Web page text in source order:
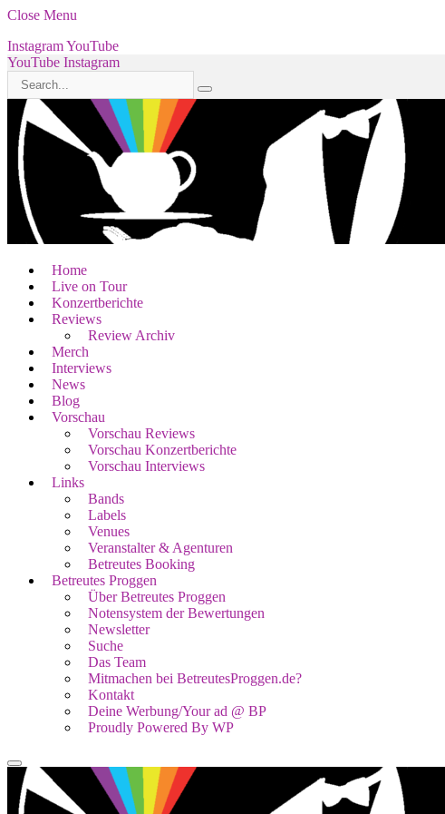
Close Menu
InstagramYouTube
YouTube Instagram
Home
Live on Tour
Konzertberichte
Reviews
Review Archiv
Merch
Interviews
News
Blog
Vorschau
Vorschau Reviews
Vorschau Konzertberichte
Vorschau Interviews
Links
Bands
Labels
Venues
Veranstalter & Agenturen
Betreutes Booking
Betreutes Proggen
Über Betreutes Proggen
Notensystem der Bewertungen
Newsletter
Suche
Das Team
Mitmachen bei BetreutesProggen.de?
Kontakt
Deine Werbung/Your ad @ BP
Proudly Powered By WP